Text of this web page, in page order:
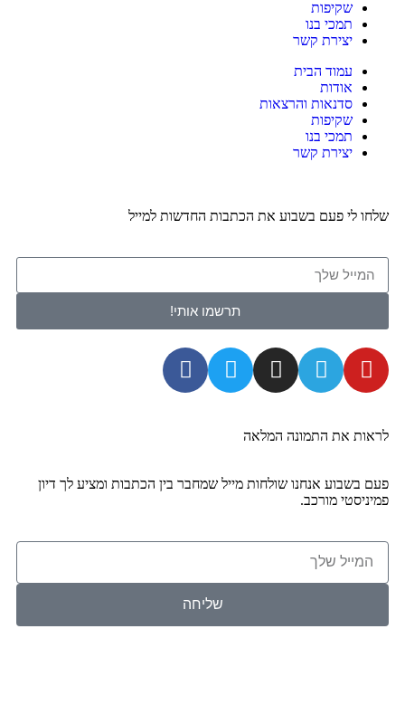
שקיפות
תמכי בנו
יצירת קשר
עמוד הבית
אודות
סדנאות והרצאות
שקיפות
תמכי בנו
יצירת קשר
לי פעם בשבוע את הכתבות החדשות למייל
תרשמו אותי!
את התמונה המלאה
אנחנו שולחות מייל שמחבר בין הכתבות ומציע לך דיון
מורכב.